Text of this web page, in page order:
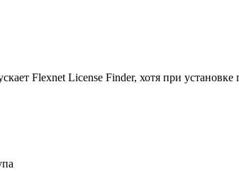
Flexnet License Finder, хотя при